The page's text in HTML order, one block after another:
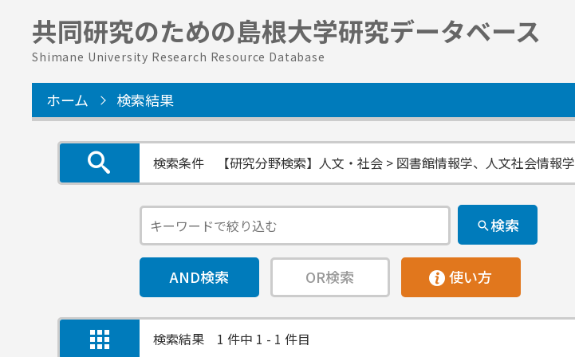
共同研究のための島根大学研究データベース
Shimane University Research Resource Database
ホーム 検索結果
検索条件 【研究分野検索】人文・社会 > 図書館情報学、人文社会情報学
検索
AND検索 OR検索 使い方
検索結果 1 件中 1 - 1 件目